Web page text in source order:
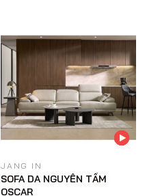
JANG IN
SOFA DA NGUYÊN TẤM
OSCAR